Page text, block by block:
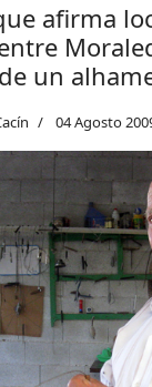
afirma
un
04 Agosto